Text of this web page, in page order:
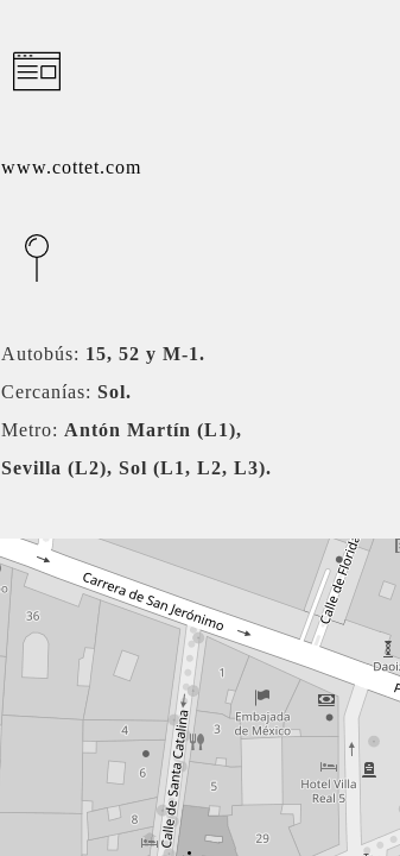
www.cottet.com
Autobús: 15, 52 y M-1.
Cercanías:Sol.
Metro: Antón Martín (L1),
Sevilla (L2), Sol (L1, L2, L3).